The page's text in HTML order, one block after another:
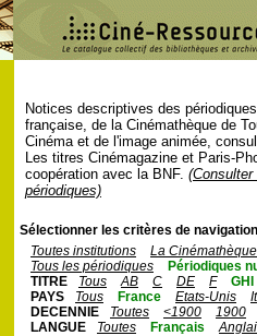
Notices descriptives des
française, de la Cinémathèque de
Cinéma et de l'image animée,
Les titres Cinémagazine et Paris-
coopération avec la BNF.
périodiques)
Sélectionner les critères de
Toutes institutions
La
Tous les périodiques
Périodiques
TITRE
Tous AB C DE F
GHI
PAYS
Tous France Etats-Unis
DECENNIE
Toutes <1900
1900
LANGUE
Toutes Français